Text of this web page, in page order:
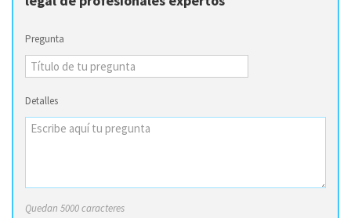
Pregunta
Detalles
Quedan 5000 caracteres